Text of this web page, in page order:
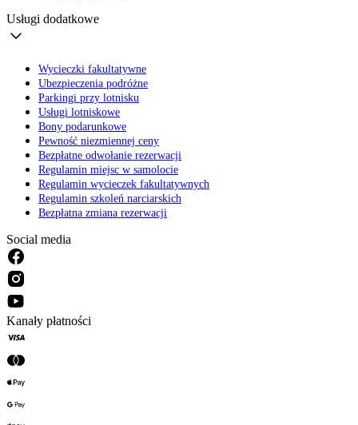
Usługi dodatkowe
Wycieczki fakultatywne
Ubezpieczenia podróżne
Parkingi przy lotnisku
Usługi lotniskowe
Bony podarunkowe
Pewność niezmiennej ceny
Bezpłatne odwołanie rezerwacji
Regulamin miejsc w samolocie
Regulamin wycieczek fakultatywnych
Regulamin szkoleń narciarskich
Bezpłatna zmiana rezerwacji
Social media
Kanały płatności